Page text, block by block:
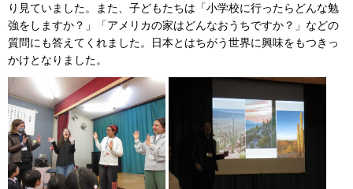
り見ていました。また、子どもたちは「小学校に行ったらどんな勉
強をしますか？」「アメリカの家はどんなおうちですか？」などの
質問にも答えてくれました。日本とはちがう世界に興味をもつきっ
かけとなりました。